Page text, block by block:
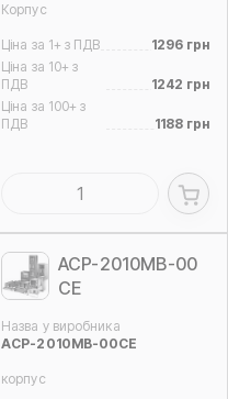
Корпус
Ціна за 1+ з ПДВ
1296 грн
Ціна за 10+ з
ПДВ
1242 грн
Ціна за 100+ з
ПДВ
1188 грн
ACP-2010MB-00
CE
Назва у виробника
ACP-2010MB-00CE
корпус